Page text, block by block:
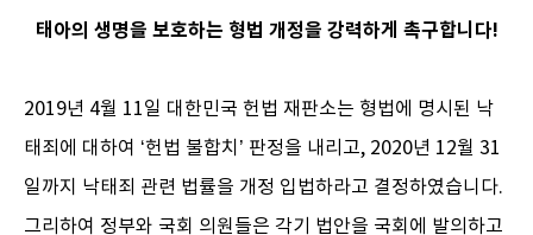
태아의 생명을 보호하는 형법 개정을 강력하게 촉구합니다!
2019년 4월 11일 대한민국 헌법 재판소는 형법에 명시된 낙
태죄에 대하여 ‘헌법 불합치’ 판정을 내리고, 2020년 12월 31
일까지 낙태죄 관련 법률을 개정 입법하라고 결정하였습니다.
그리하여 정부와 국회 의원들은 각기 법안을 국회에 발의하고